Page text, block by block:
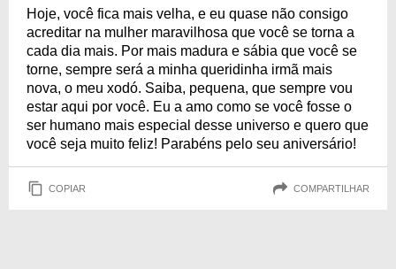
Hoje, você fica mais velha, e eu quase não consigo
acreditar na mulher maravilhosa que você se torna a
cada dia mais. Por mais madura e sábia que você se
torne, sempre será a minha queridinha irmã mais
nova, o meu xodó. Saiba, pequena, que sempre vou
estar aqui por você. Eu a amo como se você fosse o
ser humano mais especial desse universo e quero que
você seja muito feliz! Parabéns pelo seu aniversário!
COPIAR COMPARTILHAR